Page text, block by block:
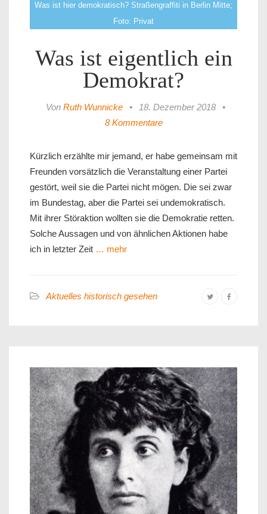
Was ist hier demokratisch? Straßengraffiti in Berlin Mitte;
Foto: Privat
Was ist eigentlich ein
Demokrat?
Von Ruth Wunnicke • 18. Dezember 2018
•
8 Kommentare
Kürzlich erzählte mir jemand, er habe gemeinsam mit
Freunden vorsätzlich die Veranstaltung einer Partei
gestört, weil sie die Partei nicht mögen. Die sei zwar
im Bundestag, aber die Partei sei undemokratisch.
Mit ihrer Störaktion wollten sie die Demokratie retten.
Solche Aussagen und von ähnlichen Aktionen habe
ich in letzter Zeit … mehr
Aktuelles historisch gesehen